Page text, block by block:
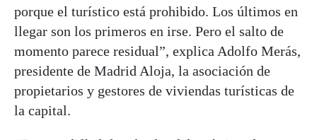
porque el turístico está prohibido. Los últimos en
llegar son los primeros en irse. Pero el salto de
momento parece residual”, explica Adolfo Merás,
presidente de Madrid Aloja, la asociación de
propietarios y gestores de viviendas turísticas de
la capital.